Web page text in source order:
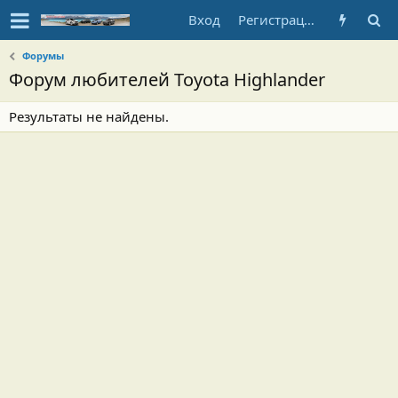
Вход Регистрация
Форумы
Форум любителей Toyota Highlander
Результаты не найдены.